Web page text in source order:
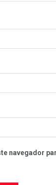
navegador